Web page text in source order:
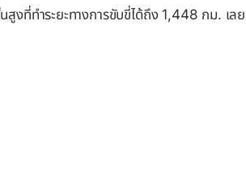
งที่ทำระยะทางการขับขี่ได้ถึง 1,448 กม. เลย